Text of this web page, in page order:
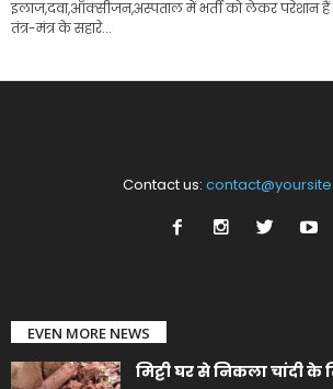
इलाज,दवा,ऑक्सीजन,अस्पताल में भर्ती को लेकर परेशान
तंत्र-मंत्र के सहारे...
Contact us:
EVEN MORE NEWS
मिट्टी घर से निकला चांदी